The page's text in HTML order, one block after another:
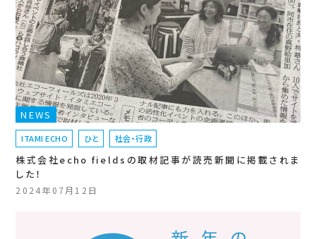
NEWS
ITAMI ECHO ひと 社会・行政
株式会社echo fieldsの取材記事が読売新聞に掲載されま
した！
2024年07月12日